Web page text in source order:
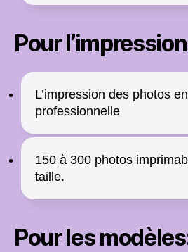
Pour
L’impression des photos
professionnelle
150 à 300 photos
taille.
Pour les